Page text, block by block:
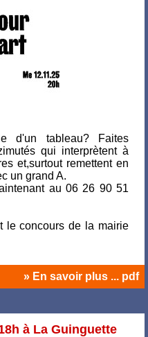
d'un tableau? Faites
qui interprètent à
et,surtout remettent en
un grand A.
au 06 26 90 51
le concours de la mairie
» En savoir plus ... pdf
à La Guinguette